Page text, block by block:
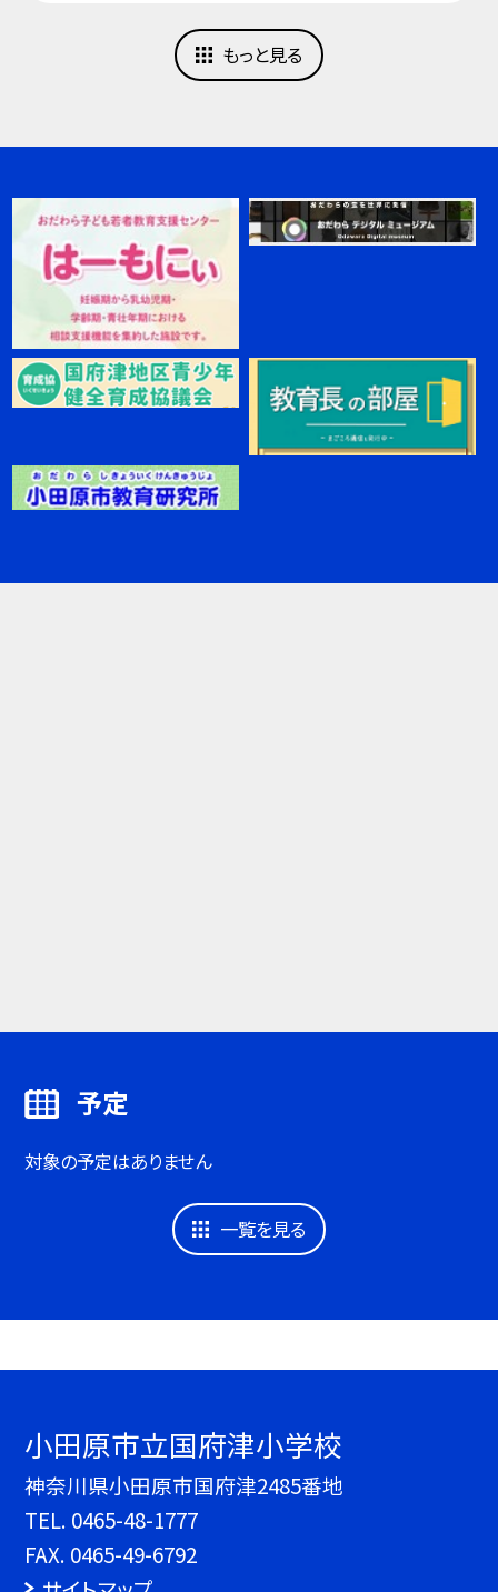
もっと見る
予定
対象の予定はありません
一覧を見る
小田原市立国府津小学校
神奈川県小田原市国府津2485番地
TEL. 0465-48-1777
FAX. 0465-49-6792